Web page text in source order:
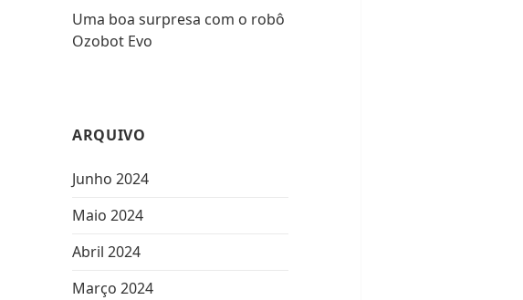
Uma boa surpresa com o robô
Ozobot Evo
ARQUIVO
Junho 2024
Maio 2024
Abril 2024
Março 2024